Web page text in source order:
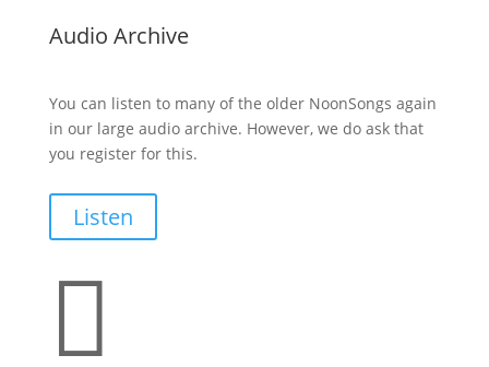
Audio Archive
You can listen to many of the older NoonSongs again
in our large audio archive. However, we do ask that
you register for this.
Listen
